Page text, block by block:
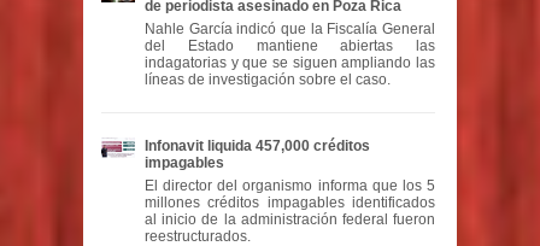
de periodista asesinado en Poza Rica
Nahle García indicó que la Fiscalía General
del Estado mantiene abiertas las
indagatorias y que se siguen ampliando las
líneas de investigación sobre el caso.
Infonavit liquida 457,000 créditos
impagables
El director del organismo informa que los 5
millones créditos impagables identificados
al inicio de la administración federal fueron
reestructurados.